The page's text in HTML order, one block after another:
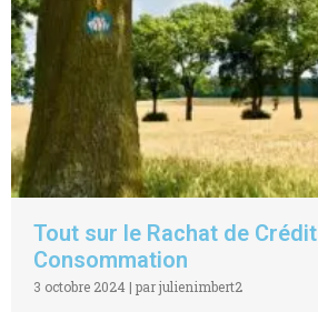
Tout sur le Rachat de Crédit
Consommation
3 octobre 2024 | par julienimbert2